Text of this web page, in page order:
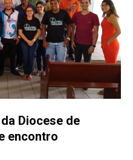
Diocese de
encontro